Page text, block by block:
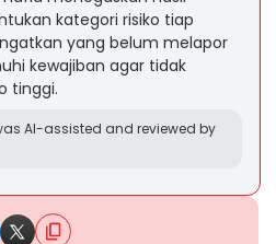
kategori risiko tiap
yang belum melapor
kewajiban agar tidak
tinggi.
AI-assisted and reviewed by